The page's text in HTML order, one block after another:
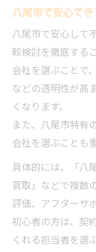
八尾市で安心で
八尾市で安心して
較検討を徹底する
会社を選ぶことで
などの透明性が高
くなります。
また、八尾市特有
会社を選ぶことも
具体的には、「八
買取」などで複数
評価、アフターサ
初心者の方は、契
くれる担当者を選